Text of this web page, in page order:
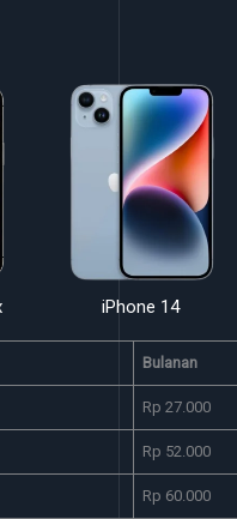
iPhone 14
Bulanan
Rp 27.000
Rp 52.000
Rp 60.000